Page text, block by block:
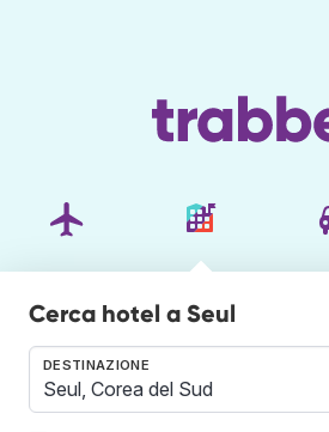
Cerca hotel a Seul
DESTINAZIONE